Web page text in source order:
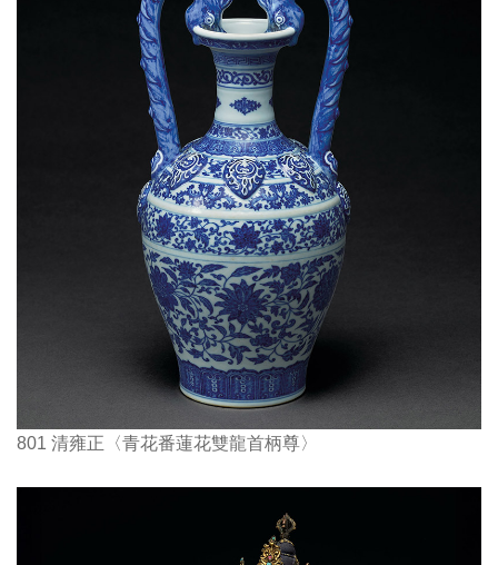
801 清雍正〈青花番蓮花雙龍首柄尊〉